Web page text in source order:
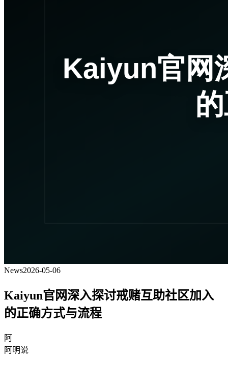
News2026-05-06
Kaiyun官网深入探讨戒赌互助社区加入
的正确方式与流程
阿
阿明说